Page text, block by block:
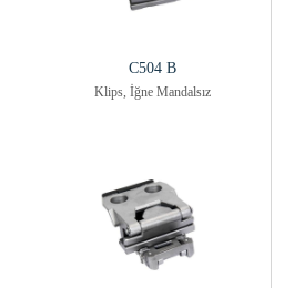
C504 B
Klips, İğne Mandalsız